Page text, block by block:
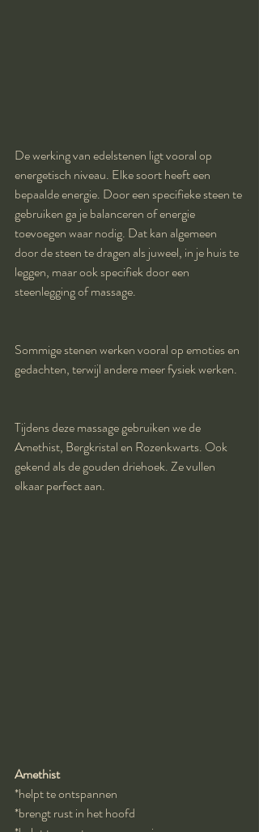
De werking van edelstenen ligt vooral op
energetisch niveau. Elke soort heeft een
bepaalde energie. Door een specifieke steen te
gebruiken ga je balanceren of energie
toevoegen waar nodig. Dat kan algemeen
door de steen te dragen als juweel, in je huis te
leggen, maar ook specifiek door een
steenlegging of massage.
Sommige stenen werken vooral op emoties en
gedachten, terwijl andere meer fysiek werken.
Tijdens deze massage gebruiken we de
Amethist, Bergkristal en Rozenkwarts. Ook
gekend als de gouden driehoek. Ze vullen
elkaar perfect aan.
Amethist
*helpt te ontspannen
*brengt rust in het hoofd